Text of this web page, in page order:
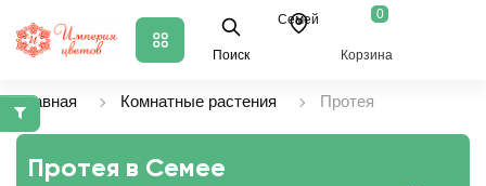
Поиск
Семей 0
Корзина
Главная Комнатные растения Протея
Протея в Семее